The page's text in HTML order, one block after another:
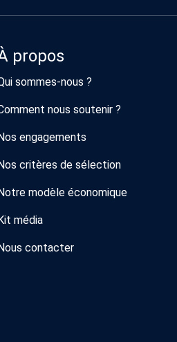
propos
sommes-nous ?
nous soutenir ?
Nos engagements
Nos critères de sélection
Notre modèle économique
Kit média
Nous contacter